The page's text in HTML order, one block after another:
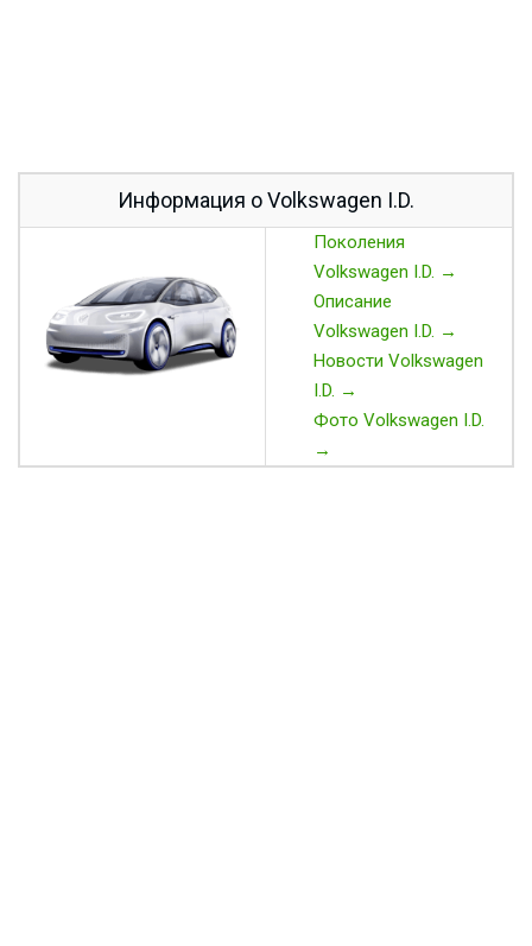
Информация о Volkswagen I.D.
Поколения
Volkswagen I.D. →
Описание
Volkswagen I.D. →
Новости Volkswagen
I.D. →
Фото Volkswagen I.D.
→